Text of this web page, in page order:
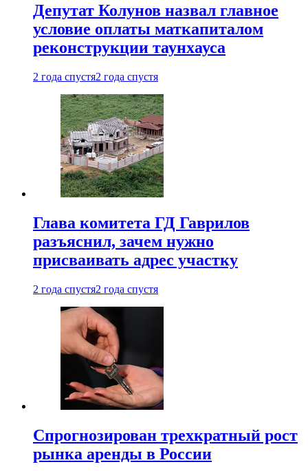
Депутат Колунов назвал главное
условие оплаты маткапиталом
реконструкции таунхауса
2 года спустя2 года спустя
Глава комитета ГД Гаврилов
разъяснил, зачем нужно
присваивать адрес участку
2 года спустя2 года спустя
Спрогнозирован трехкратный рост
рынка аренды в России